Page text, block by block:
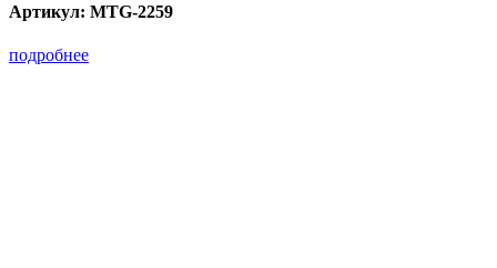
Артикул: MTG-2259
подробнее